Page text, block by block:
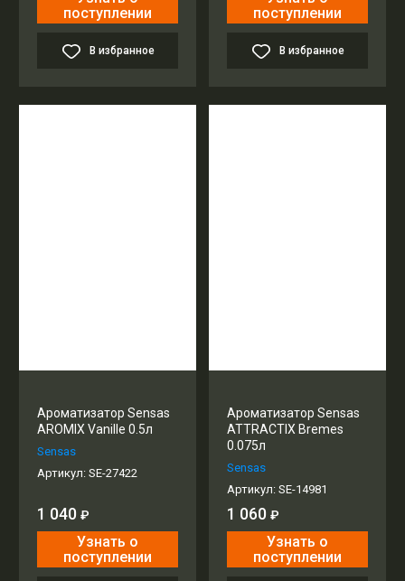
поступлении
В избранное
поступлении
В избранное
Ароматизатор Sensas
AROMIX Vanille 0.5л
Sensas
Артикул: SE-27422
1 040 ₽
Узнать о
поступлении
Ароматизатор Sensas
ATTRACTIX Bremes
0.075л
Sensas
Артикул: SE-14981
1 060 ₽
Узнать о
поступлении